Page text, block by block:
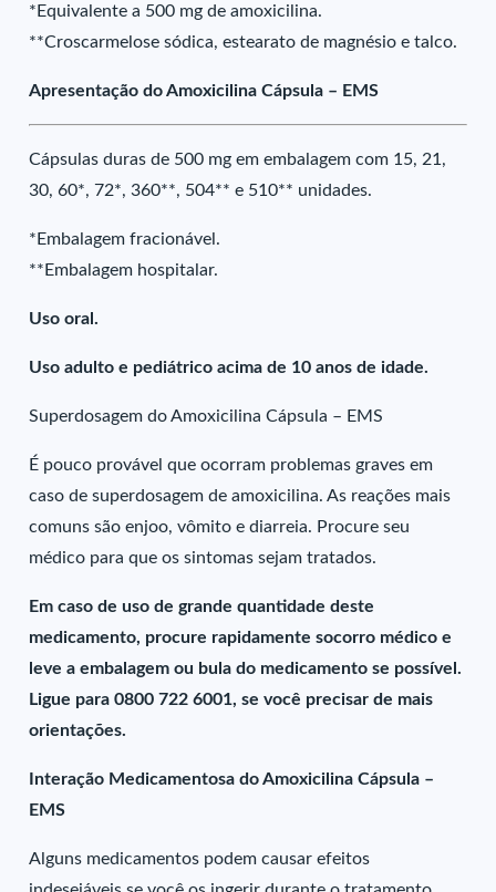
*Equivalente a 500 mg de amoxicilina.
**Croscarmelose sódica, estearato de magnésio e talco.
Apresentação do Amoxicilina Cápsula – EMS
Cápsulas duras de 500 mg em embalagem com 15, 21,
30, 60*, 72*, 360**, 504** e 510** unidades.
*Embalagem fracionável.
**Embalagem hospitalar.
Uso oral.
Uso adulto e pediátrico acima de 10 anos de idade.
Superdosagem do Amoxicilina Cápsula – EMS
É pouco provável que ocorram problemas graves em
caso de superdosagem de amoxicilina. As reações mais
comuns são enjoo, vômito e diarreia. Procure seu
médico para que os sintomas sejam tratados.
Em caso de uso de grande quantidade deste
medicamento, procure rapidamente socorro médico e
leve a embalagem ou bula do medicamento se possível.
Ligue para 0800 722 6001, se você precisar de mais
orientações.
Interação Medicamentosa do Amoxicilina Cápsula –
EMS
Alguns medicamentos podem causar efeitos